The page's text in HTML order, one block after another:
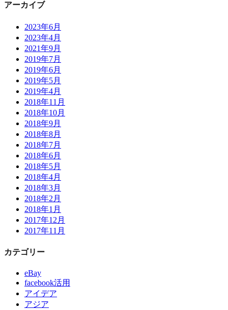
アーカイブ
2023年6月
2023年4月
2021年9月
2019年7月
2019年6月
2019年5月
2019年4月
2018年11月
2018年10月
2018年9月
2018年8月
2018年7月
2018年6月
2018年5月
2018年4月
2018年3月
2018年2月
2018年1月
2017年12月
2017年11月
カテゴリー
eBay
facebook活用
アイデア
アジア